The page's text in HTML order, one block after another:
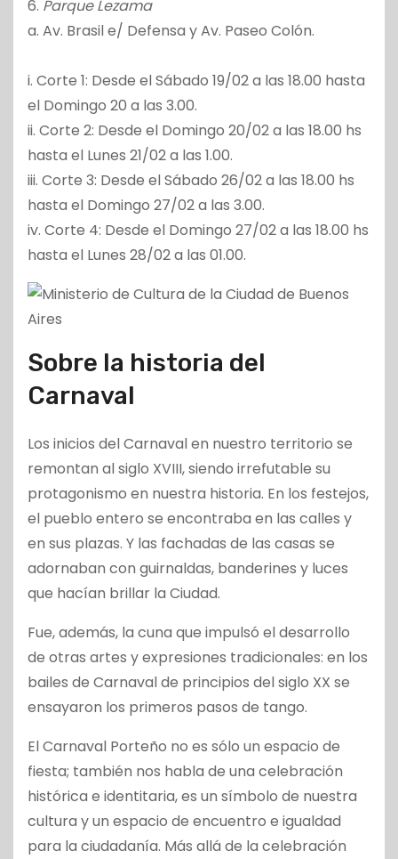
6. Parque Lezama
a. Av. Brasil e/ Defensa y Av. Paseo Colón.
i. Corte 1: Desde el Sábado 19/02 a las 18.00 hasta
el Domingo 20 a las 3.00.
ii. Corte 2: Desde el Domingo 20/02 a las 18.00 hs
hasta el Lunes 21/02 a las 1.00.
iii. Corte 3: Desde el Sábado 26/02 a las 18.00 hs
hasta el Domingo 27/02 a las 3.00.
iv. Corte 4: Desde el Domingo 27/02 a las 18.00 hs
hasta el Lunes 28/02 a las 01.00.
Sobre la historia del
Carnaval
Los inicios del Carnaval en nuestro territorio se
remontan al siglo XVIII, siendo irrefutable su
protagonismo en nuestra historia. En los festejos,
el pueblo entero se encontraba en las calles y
en sus plazas. Y las fachadas de las casas se
adornaban con guirnaldas, banderines y luces
que hacían brillar la Ciudad.
Fue, además, la cuna que impulsó el desarrollo
de otras artes y expresiones tradicionales: en los
bailes de Carnaval de principios del siglo XX se
ensayaron los primeros pasos de tango.
El Carnaval Porteño no es sólo un espacio de
fiesta; también nos habla de una celebración
histórica e identitaria, es un símbolo de nuestra
cultura y un espacio de encuentro e igualdad
para la ciudadanía. Más allá de la celebración